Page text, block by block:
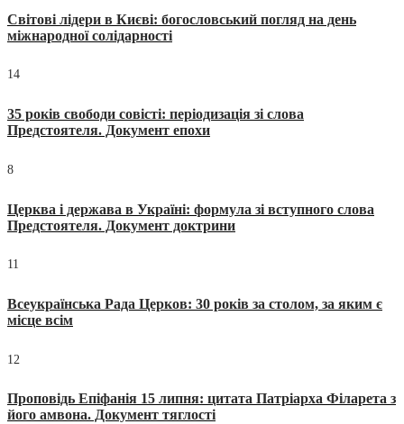
Світові лідери в Києві: богословський погляд на день
міжнародної солідарності
14
35 років свободи совісті: періодизація зі слова
Предстоятеля. Документ епохи
8
Церква і держава в Україні: формула зі вступного слова
Предстоятеля. Документ доктрини
11
Всеукраїнська Рада Церков: 30 років за столом, за яким є
місце всім
12
Проповідь Епіфанія 15 липня: цитата Патріарха Філарета з
його амвона. Документ тяглості